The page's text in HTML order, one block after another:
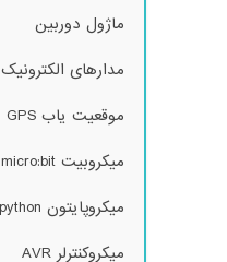
ماژول دوربین
مدارهای الکترونیک
موقعیت یاب GPS
میکروبیت micro:bit
میکروپایتون Micropython
میکروکنترلر AVR